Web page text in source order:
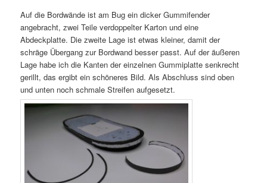
Auf die Bordwände ist am Bug ein dicker Gummifender
angebracht, zwei Teile verdoppelter Karton und eine
Abdeckplatte. Die zweite Lage ist etwas kleiner, damit der
schräge Übergang zur Bordwand besser passt. Auf der äußeren
Lage habe ich die Kanten der einzelnen Gummiplatte senkrecht
gerillt, das ergibt ein schöneres Bild. Als Abschluss sind oben
und unten noch schmale Streifen aufgesetzt.